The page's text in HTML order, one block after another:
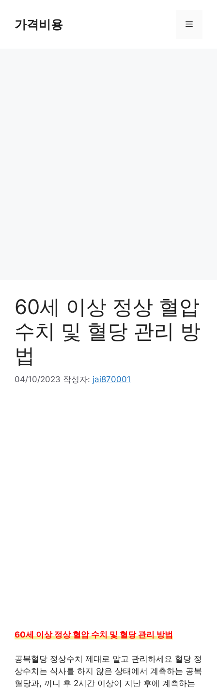
가격비용 메
60세 이상 정상 혈압
수치 및 혈당 관리 방
법
04/10/2023 작성자: jai870001
60세 이상 정상 혈압 수치 및 혈당 관리 방법
공복혈당 정상수치 제대로 알고 관리하세요 혈당 정
상수치는 식사를 하지 않은 상태에서 계측하는 공복
혈당과, 끼니 후 2시간 이상이 지난 후에 계측하는